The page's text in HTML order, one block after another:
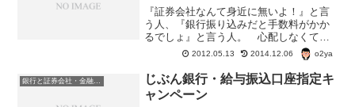
『証券会社なんて身近に無いよ！』と言
う人、『銀行振り込みだと手数料がかか
るでしょ』と言う人。 心配しなくてい
いよ。 証券会社には、即時入金という
入金システムがある。証券会社の即時入
金システムとは？・インターネットを通
じて銀行から証券会社にタ...
2012.05.13 2014.12.06 o2ya
銀行と証券会社・金融商品
じぶん銀行・給与振込口座指定キ
ャンペーン